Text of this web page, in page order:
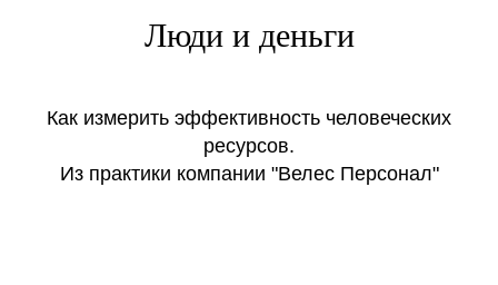
Люди и деньги
Как измерить эффективность человеческих
ресурсов.
Из практики компании "Велес Персонал"